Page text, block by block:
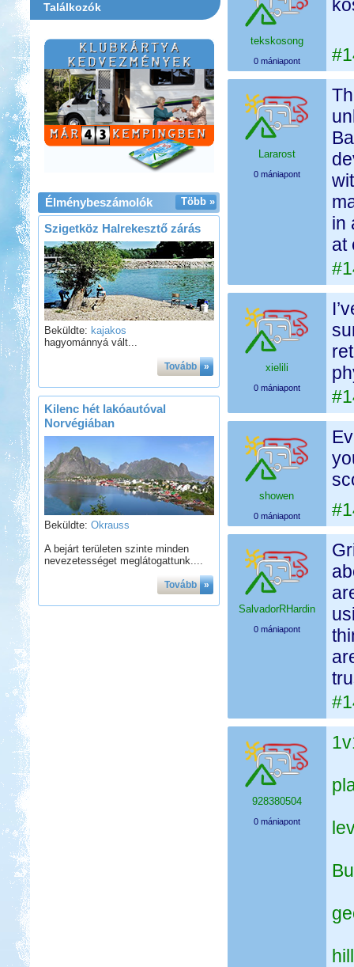
Találkozók
Több »
Élménybeszámolók
Szigetköz Halrekesztő zárás
Beküldte: kajakos
hagyománnyá vált...
Tovább »
Kilenc hét lakóautóval
Norvégiában
Beküldte: Okrauss
A bejárt területen szinte minden
nevezetességet meglátogattunk....
Tovább »
tekskosong
0 mániapont
Lararost
0 mániapont
in
at
xielili
0 mániapont
showen
0 mániapont
SalvadorRHardin
0 mániapont
928380504
0 mániapont